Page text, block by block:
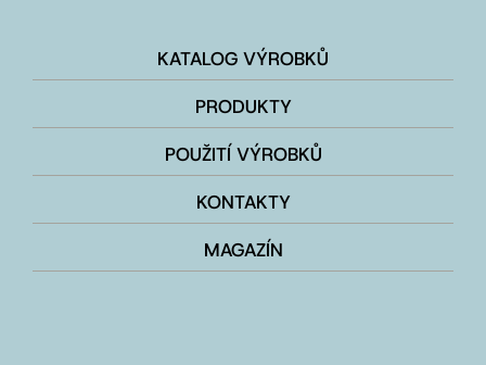
KATALOG VÝROBKŮ
PRODUKTY
POUŽITÍ VÝROBKŮ
KONTAKTY
MAGAZÍN